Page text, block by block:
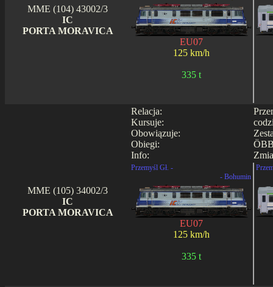
MME (104) 43002/3
IC
PORTA MORAVICA
EU07
125 km/h
335 t
Relacja:
Kursuje:
Obowiązuje:
Obiegi:
Info:
MME (105) 34002/3
IC
PORTA MORAVICA
Przemyśl Gł. -
- Bohumin
EU07
125 km/h
335 t